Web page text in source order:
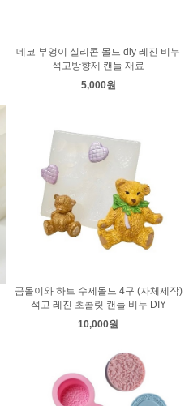
데코 부엉이 실리콘 몰드 diy 레진 비누
석고방향제 캔들 재료
5,000원
곰돌이와 하트 수제몰드 4구 (자체제작)
석고 레진 초콜릿 캔들 비누 DIY
10,000원